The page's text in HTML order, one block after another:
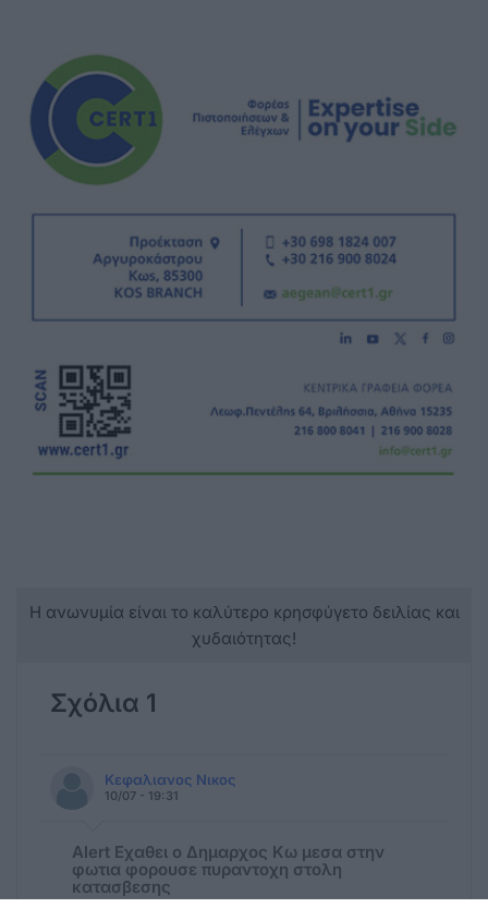
Η ανωνυμία είναι το καλύτερο κρησφύγετο δειλίας και
χυδαιότητας!
Σχόλια 1
Κεφαλιανος Νικος
10/07 - 19:31
Alert Εχαθει ο Δημαρχος Κω μεσα στην
φωτια φορουσε πυραντοχη στολη
κατασβεσης